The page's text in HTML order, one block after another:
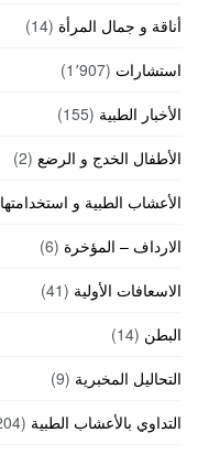
أناقة و جمال المرأة (14)
استشارات (1٬907)
الأخبار الطبية (155)
الأطفال الخدج و الرضع (2)
الأعشاب الطبية و استخدامتها
الارداف – المؤخرة (6)
الاسعافات الأولية (41)
البطن (14)
التحاليل المخبرية (9)
التداوي بالأعشاب الطبية (204)